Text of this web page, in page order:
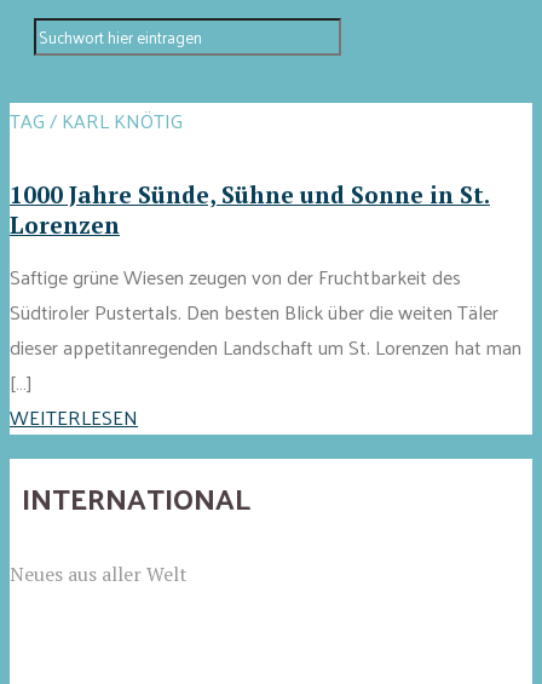
TAG / KARL KNÖTIG
1000 Jahre Sünde, Sühne und Sonne in St.
Lorenzen
Saftige grüne Wiesen zeugen von der Fruchtbarkeit des
Südtiroler Pustertals. Den besten Blick über die weiten Täler
dieser appetitanregenden Landschaft um St. Lorenzen hat man
[…]
WEITERLESEN
INTERNATIONAL
Neues aus aller Welt